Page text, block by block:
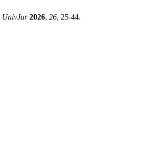
UnivJur 2026, 26, 25-44.